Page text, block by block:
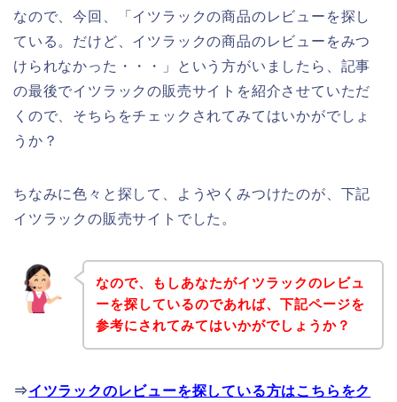
なので、今回、「イツラックの商品のレビューを探し
ている。だけど、イツラックの商品のレビューをみつ
けられなかった・・・」という方がいましたら、記事
の最後でイツラックの販売サイトを紹介させていただ
くので、そちらをチェックされてみてはいかがでしょ
うか？
ちなみに色々と探して、ようやくみつけたのが、下記
イツラックの販売サイトでした。
なので、もしあなたがイツラックのレビュ
ーを探しているのであれば、下記ページを
参考にされてみてはいかがでしょうか？
⇒イツラックのレビューを探している方はこちらをク